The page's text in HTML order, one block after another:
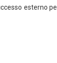
esterno